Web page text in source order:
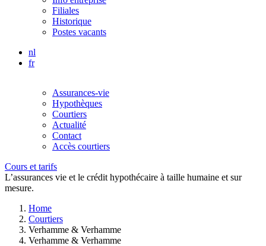
Filiales
Historique
Postes vacants
nl
fr
Assurances-vie
Hypothèques
Courtiers
Actualité
Contact
Accès courtiers
Cours et tarifs
L’assurances vie et le crédit hypothécaire à taille humaine et sur
mesure.
Home
Courtiers
Verhamme & Verhamme
Verhamme & Verhamme